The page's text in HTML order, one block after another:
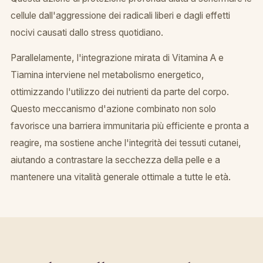
cellule dall'aggressione dei radicali liberi e dagli effetti
nocivi causati dallo stress quotidiano.
Parallelamente, l'integrazione mirata di Vitamina A e
Tiamina interviene nel metabolismo energetico,
ottimizzando l'utilizzo dei nutrienti da parte del corpo.
Questo meccanismo d'azione combinato non solo
favorisce una barriera immunitaria più efficiente e pronta a
reagire, ma sostiene anche l'integrità dei tessuti cutanei,
aiutando a contrastare la secchezza della pelle e a
mantenere una vitalità generale ottimale a tutte le età.